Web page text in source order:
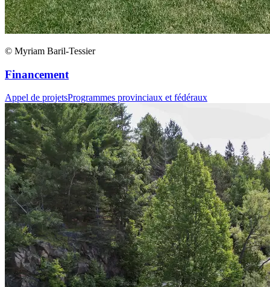
© Myriam Baril-Tessier
Financement
Appel de projetsProgrammes provinciaux et fédéraux